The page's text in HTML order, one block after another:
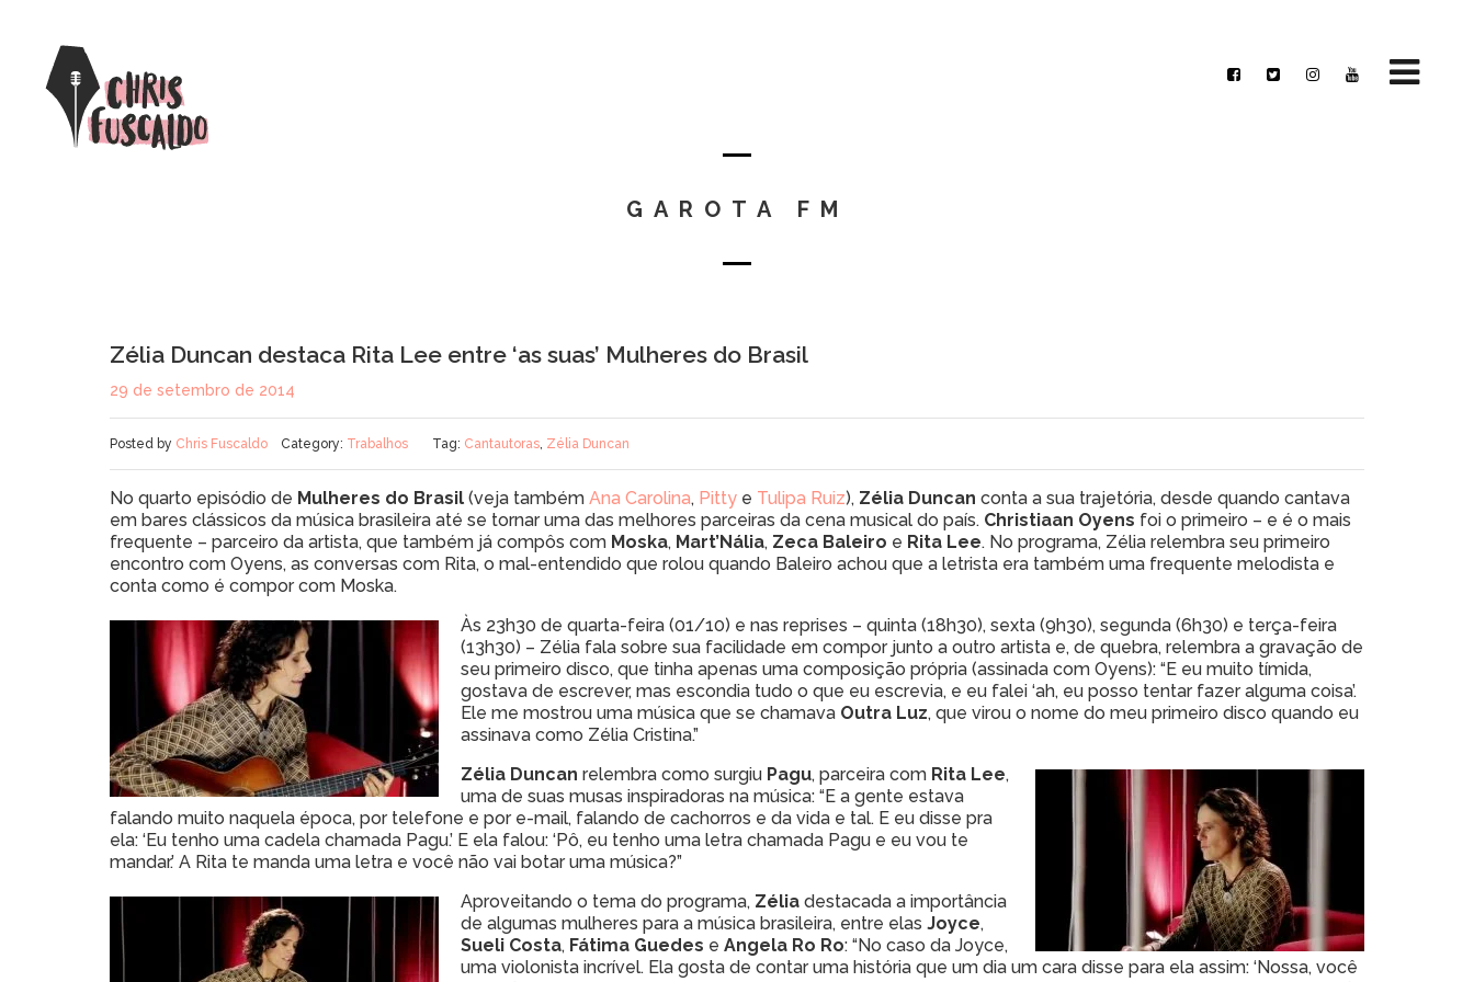
GAROTA FM
Zélia Duncan destaca Rita Lee entre ‘as suas’ Mulheres do Brasil
29 de setembro de 2014
Posted by Chris Fuscaldo Category: Trabalhos Tag: Cantautoras, Zélia Duncan
No quarto episódio de Mulheres do Brasil (veja também Ana Carolina, Pitty e Tulipa Ruiz), Zélia Duncan conta a sua trajetória, desde quando cantava
em bares clássicos da música brasileira até se tornar uma das melhores parceiras da cena musical do país. Christiaan Oyens foi o primeiro – e é o mais
frequente – parceiro da artista, que também já compôs com Moska, Mart’Nália, Zeca Baleiro e Rita Lee. No programa, Zélia relembra seu primeiro
encontro com Oyens, as conversas com Rita, o mal-entendido que rolou quando Baleiro achou que a letrista era também uma frequente melodista e
conta como é compor com Moska.
Às 23h30 de quarta-feira (01/10) e nas reprises – quinta (18h30), sexta (9h30), segunda (6h30) e terça-feira
(13h30) – Zélia fala sobre sua facilidade em compor junto a outro artista e, de quebra, relembra a gravação de
seu primeiro disco, que tinha apenas uma composição própria (assinada com Oyens): “E eu muito tímida,
gostava de escrever, mas escondia tudo o que eu escrevia, e eu falei ‘ah, eu posso tentar fazer alguma coisa’.
Ele me mostrou uma música que se chamava Outra Luz, que virou o nome do meu primeiro disco quando eu
assinava como Zélia Cristina.”
Zélia Duncan relembra como surgiu Pagu, parceira com Rita Lee,
uma de suas musas inspiradoras na música: “E a gente estava
falando muito naquela época, por telefone e por e-mail, falando de cachorros e da vida e tal. E eu disse pra
ela: ‘Eu tenho uma cadela chamada Pagu.’ E ela falou: ‘Pô, eu tenho uma letra chamada Pagu e eu vou te
mandar.’ A Rita te manda uma letra e você não vai botar uma música?”
Aproveitando o tema do programa, Zélia destacada a importância
de algumas mulheres para a música brasileira, entre elas Joyce,
Sueli Costa, Fátima Guedes e Angela Ro Ro: “No caso da Joyce,
uma violonista incrível. Ela gosta de contar uma história que um dia um cara disse para ela assim: ‘Nossa, você